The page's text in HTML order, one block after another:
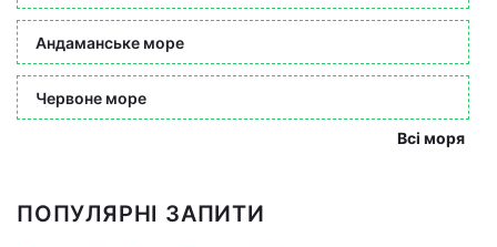
Андаманське море
Червоне море
Всі моря
ПОПУЛЯРНІ ЗАПИТИ